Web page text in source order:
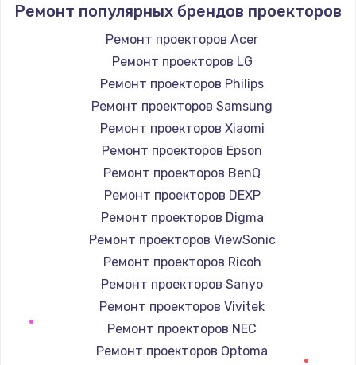
1190 руб.
Заказать
Замена корпуса
Заказать
Замена тачпада
Заказать
Замена контроллера питания
Заказать
Ремонт популярных брендов проекторов
Ремонт проекторов Acer
Ремонт проекторов LG
Ремонт проекторов Philips
Ремонт проекторов Samsung
Ремонт проекторов Xiaomi
Ремонт проекторов Epson
Ремонт проекторов BenQ
Ремонт проекторов DEXP
Ремонт проекторов Digma
Ремонт проекторов ViewSonic
Ремонт проекторов Ricoh
Ремонт проекторов Sanyo
Ремонт проекторов Vivitek
Ремонт проекторов NEC
Ремонт проекторов Optoma